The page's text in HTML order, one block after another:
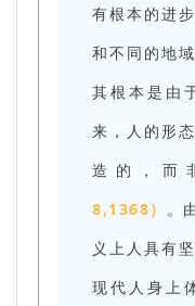
有根本的进
和不同的地
其根本是由
来，人的形
造的，而
8,1368）
。
义上人具有
现代人身上